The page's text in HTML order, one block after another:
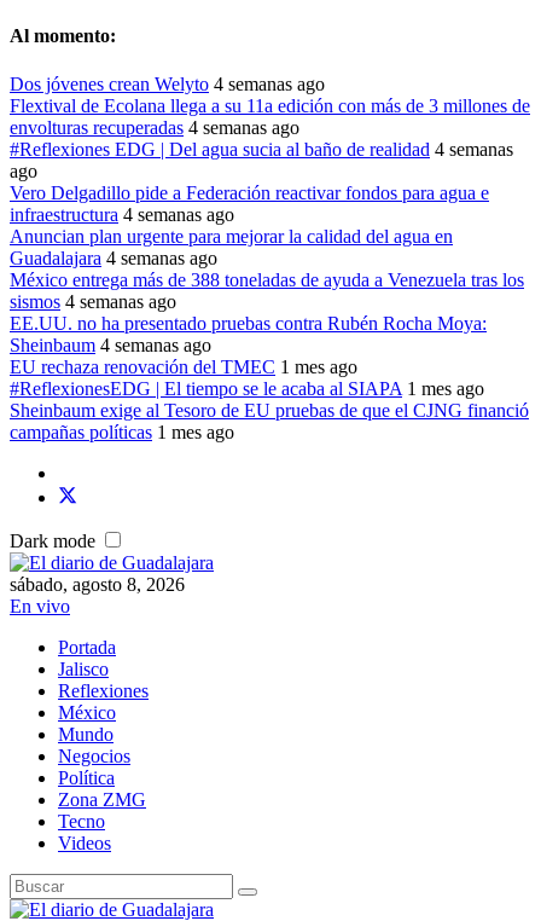
Al momento:
Dos jóvenes crean Welyto 4 semanas ago
Flextival de Ecolana llega a su 11a edición con más de 3 millones de
envolturas recuperadas 4 semanas ago
#Reflexiones EDG | Del agua sucia al baño de realidad 4 semanas
ago
Vero Delgadillo pide a Federación reactivar fondos para agua e
infraestructura 4 semanas ago
Anuncian plan urgente para mejorar la calidad del agua en
Guadalajara 4 semanas ago
México entrega más de 388 toneladas de ayuda a Venezuela tras los
sismos 4 semanas ago
EE.UU. no ha presentado pruebas contra Rubén Rocha Moya:
Sheinbaum 4 semanas ago
EU rechaza renovación del TMEC 1 mes ago
#ReflexionesEDG | El tiempo se le acaba al SIAPA 1 mes ago
Sheinbaum exige al Tesoro de EU pruebas de que el CJNG financió
campañas políticas 1 mes ago
Dark mode
sábado, agosto 8, 2026
En vivo
Portada
Jalisco
Reflexiones
México
Mundo
Negocios
Política
Zona ZMG
Tecno
Videos